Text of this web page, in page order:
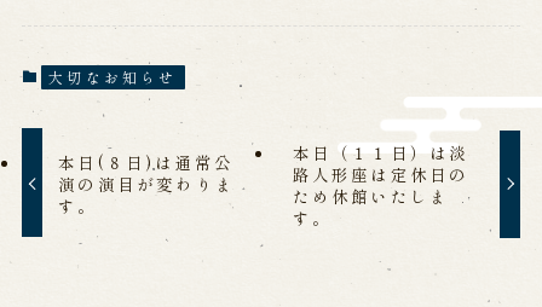
お問い合わせ
メールでお問い合わせ
お電話でお問い合わせ
大切なお知らせ
本日(８日)は通常公
演の演目が変わりま
す。
本日（１１日）は淡
路人形座は定休日の
ため休館いたしま
す。